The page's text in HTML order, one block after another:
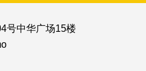
号中华广场15楼